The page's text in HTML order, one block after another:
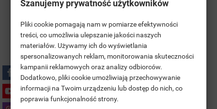
wyjątkowo wydajny.
Dzięki swojej efektywności energetycznej ogrzewa
pomieszczenia szybko i skutecznie, zapewniając
komfortową temperaturę nawet w najchłodniejsze dni.
PURMO to nie tylko element dekoracyjny, ale także
praktyczne rozwiązanie dla tych, którzy cenią sobie
wysoką jakość oraz oszczędność energii. Dzięki swojej
MOJE LISTY ŻYCZEŃ
((TITLE))
((LABEL))
ZALOGUJ SIĘ
MUSISZ BYĆ ZALOGOWANY BY ZAPISAĆ PRODUKTY NA
SWOJEJ LIŚCIE ŻYCZEŃ.
Szanujemy prywatność użytkowników
Pliki cookie pomagają nam w pomiarze efektywności
treści, co umożliwia ulepszanie jakości naszych
materiałów. Używamy ich do wyświetlania
spersonalizowanych reklam, monitorowania skuteczności
kampanii reklamowych oraz analizy odbiorców.
Dodatkowo, pliki cookie umożliwiają przechowywanie
informacji na Twoim urządzeniu lub dostęp do nich, co
poprawia funkcjonalność strony.